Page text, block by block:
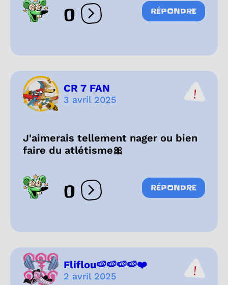
0 Ouvrir les réactions
RÉPONDRE
CR 7 FAN
3 avril 2025
J'aimerais tellement nager ou bien
faire du atlétisme🎀
0 Ouvrir les réactions
RÉPONDRE
Fliflou🍉🍉🍉🍉❤️
2 avril 2025